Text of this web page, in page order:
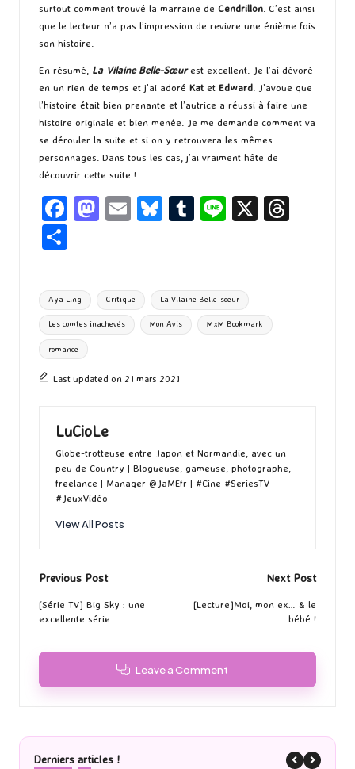
surtout comment trouvé la marraine de Cendrillon. C’est ainsi
que le lecteur n’a pas l’impression de revivre une énième fois
son histoire.
En résumé, La VilaineBelle-Sœurest excellent. Je l’ai dévoré
en un rien de temps et j’ai adoré Kat et Edward. J’avoue que
l’histoire était bien prenante et l’autrice a réussi à faire une
histoire originale et bien menée. Je me demande comment va
se dérouler la suite et si on y retrouvera les mêmes
personnages. Dans tous les cas, j’ai vraiment hâte de
découvrir cette suite !
Fa
o
o
k
M
d
o
n
E
l
Bl
ky
T
bl
r
Li X
ta
g
er
Tags:
Aya Ling Critique La Vilaine Belle-soeur
Les comtes inachevés Mon Avis MxM Bookmark
romance
Last updated on 21 mars 2021
LuCioLe
Globe-trotteuse entre Japon et Normandie, avec un
peu de Country | Blogueuse, gameuse, photographe,
freelance | Manager @JaMEfr | #Cine #SeriesTV
#JeuxVidéo
View All Posts
Post
navigation
Previous Post
[Série TV] Big Sky : une
excellente série
Next Post
[Lecture]Moi, mon ex… & le
bébé !
Leave a Comment
Derniers articles !